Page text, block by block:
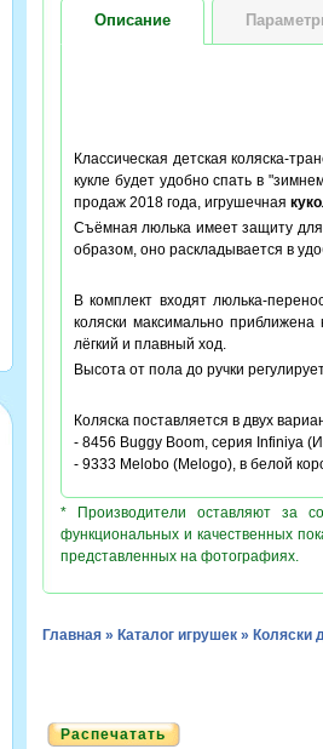
Описание
Классическая детская коляска-
кукле будет удобно спать в
продаж 2018 года, игрушечная
Съёмная люлька имеет защиту для
образом, оно раскладывается в
В комплект входят люлька-
коляски максимально приближена
лёгкий и плавный ход.
Высота от пола до ручки
Коляска поставляется в двух
- 8456 Buggy Boom, серия Infiniya
- 9333 Melobo (Melogo), в белой
* Производители оставляют за
функциональных и качественных
представленных на фотографиях.
Главная » Каталог игрушек » Коляски
Распечатать